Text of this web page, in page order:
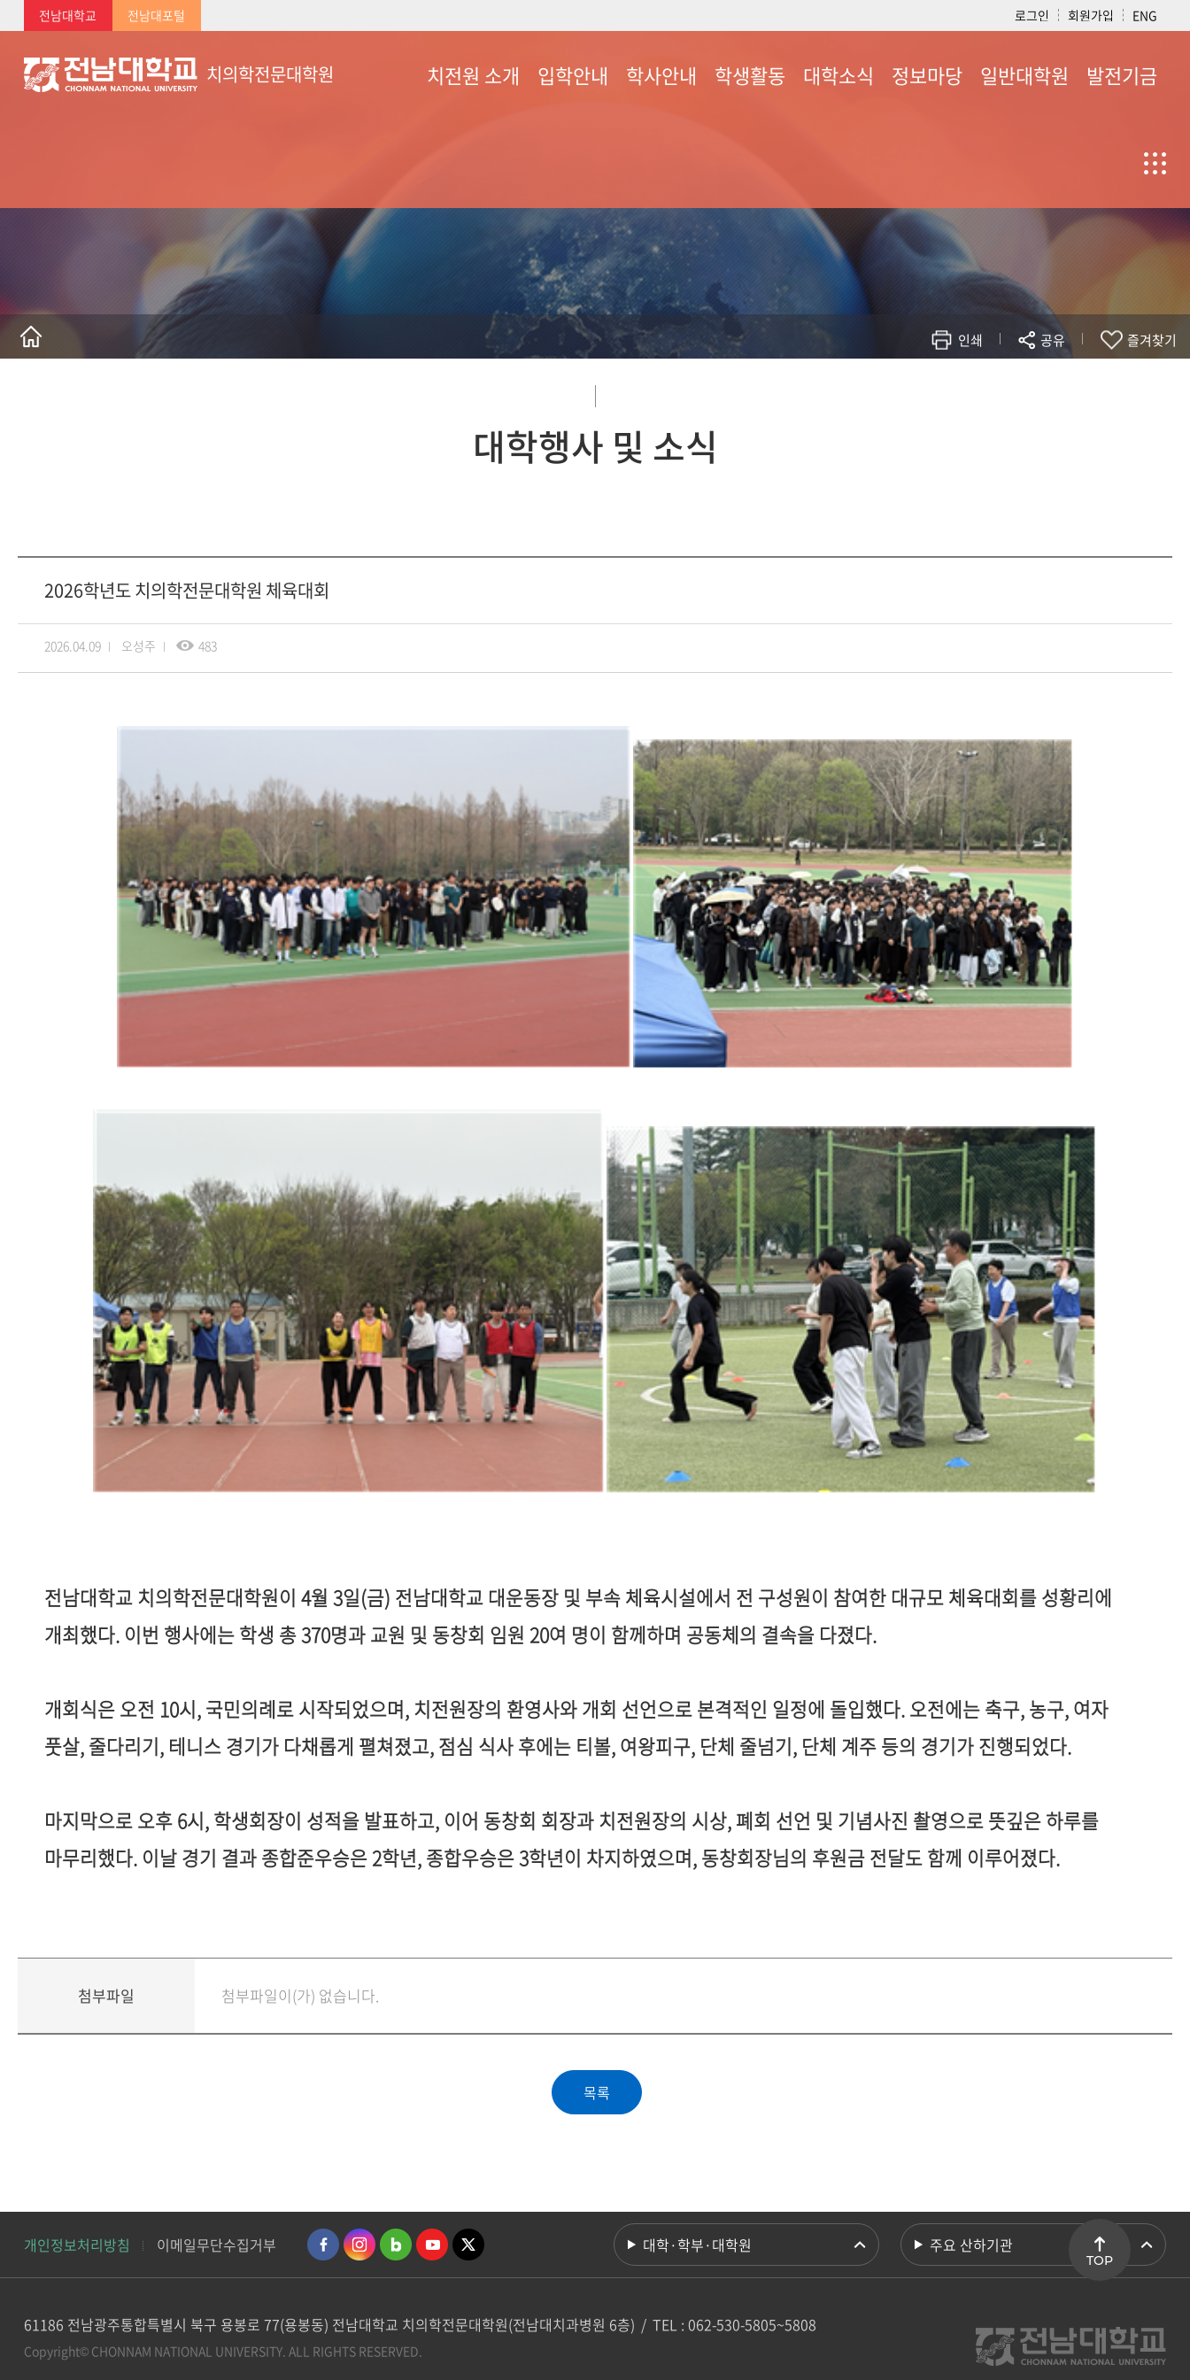
전남대학교 전남대포털 로그인 회원가입 ENG
치의학전문대학원 치전원 소개
연혁
찾아오시는길
입학안내 학사안내
장학금정보
학생활동
학생봉사실적
학생건강검진
대학소식
용봉치인소식
소식지
정보마당
규정 및 지침
자료실
일반대학원
대학원 현황
대학원 학사일정
발전기금
모금액 및 활용실적
인쇄 공유 즐겨찾기
대학행사 및 소식
2026학년도 치의학전문대학원 체육대회
2026.04.09 오성주 483
전남대학교 치의학전문대학원이 4월 3일(금) 전남대학교 대운동장 및 부속 체육시설에서 전 구성원이 참여한 대규모 체육대회를 성황리에
개최했다. 이번 행사에는 학생 총370명과 교원 및 동창회 임원 20여 명이 함께하며 공동체의 결속을 다졌다.
개회식은 오전 10시,국민의례로 시작되었으며,치전원장의 환영사와 개회 선언으로 본격적인 일정에 돌입했다.오전에는 축구,농구,여자
풋살,줄다리기, 테니스 경기가 다채롭게 펼쳐졌고,점심 식사 후에는 티볼,여왕피구, 단체 줄넘기, 단체 계주 등의 경기가 진행되었다.
마지막으로 오후6시,학생회장이 성적을 발표하고, 이어 동창회 회장과 치전원장의 시상,폐회 선언 및 기념사진 촬영으로 뜻깊은 하루를
마무리했다. 이날 경기 결과 종합준우승은2학년,종합우승은3학년이 차지하였으며,동창회장님의 후원금 전달도 함께 이루어졌다.
첨부파일 첨부파일이(가) 없습니다.
개인정보처리방침 이메일무단수집거부 대학·학부·대학원 주요 산하기관
61186 전남광주통합특별시 북구 용봉로 77(용봉동) 전남대학교 치의학전문대학원(전남대치과병원 6층) / TEL : 062-530-5805~5808
Copyright© CHONNAM NATIONAL UNIVERSITY. ALL RIGHTS RESERVED.
TOP